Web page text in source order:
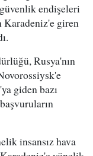
endişeleri
Karadeniz'e giren
Rusya'nın
giden bazı
insansız hava